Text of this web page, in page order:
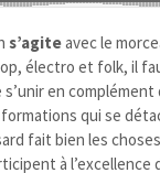
s’agiteavec le
électro et folk, il
en
qui se
fait bien les
à l’excellence